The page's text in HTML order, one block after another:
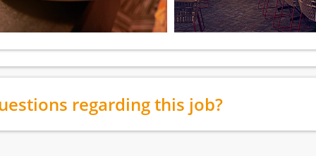
regarding this job?